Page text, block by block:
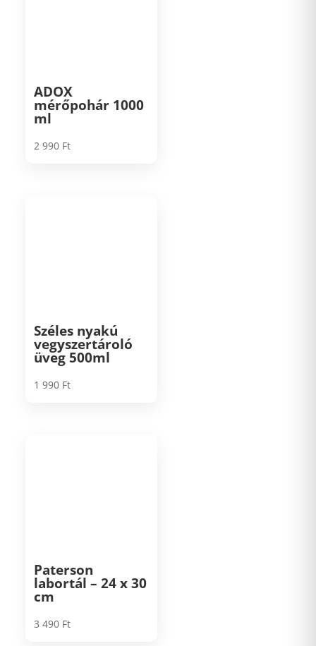
ADOX
mérőpohár 1000
ml
2 990 Ft
Széles nyakú
vegyszertároló
üveg 500ml
1 990 Ft
Paterson
labortál – 24 x 30
cm
3 490 Ft